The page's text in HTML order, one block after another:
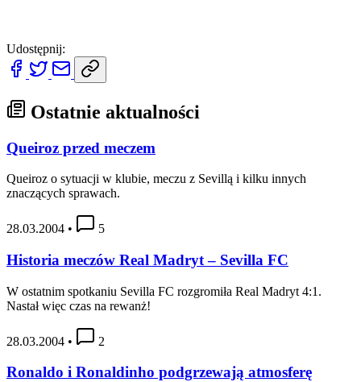
Udostępnij:
Ostatnie aktualności
Queiroz przed meczem
Queiroz o sytuacji w klubie, meczu z Sevillą i kilku innych
znaczących sprawach.
28.03.2004 • 5
Historia meczów Real Madryt – Sevilla FC
W ostatnim spotkaniu Sevilla FC rozgromiła Real Madryt 4:1.
Nastał więc czas na rewanż!
28.03.2004 • 2
Ronaldo i Ronaldinho podgrzewają atmosferę